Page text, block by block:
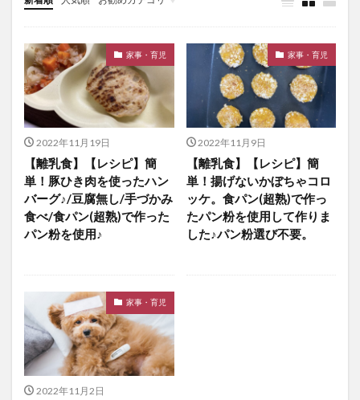
未分類
家事・育児
2022年11月19日
【離乳食】【レシピ】簡
単！豚ひき肉を使ったハン
バーグ♪/豆腐無し/手づかみ
食べ/食パン(超熟)で作った
パン粉を使用♪
家事・育児
2022年11月9日
【離乳食】【レシピ】簡
単！揚げないかぼちゃコロ
ッケ。食パン(超熟)で作っ
たパン粉を使用して作りま
した♪パン粉選び不要。
家事・育児
2022年11月2日